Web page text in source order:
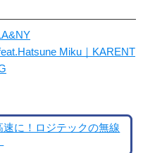
Miku｜KARENT
に！ロジテックの無線